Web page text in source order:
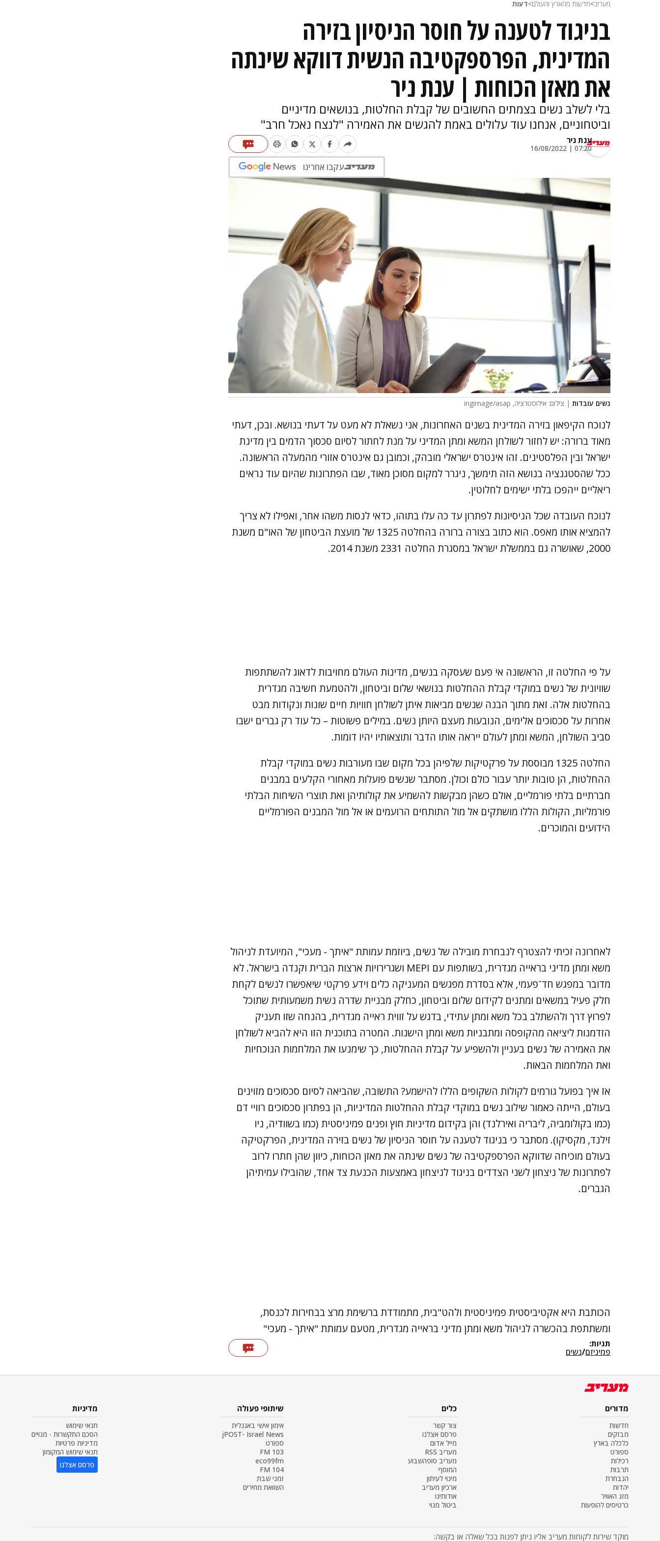
מעריב>חדשות מהארץ והעולם>דעות
בניגוד לטענה על חוסר הניסיון בזירה
המדינית, הפרספקטיבה הנשית דווקא שינתה
את מאזן הכוחות | ענת ניר
בלי לשלב נשים בצמתים החשובים של קבלת החלטות, בנושאים מדיניים
וביטחוניים, אנחנו עוד עלולים באמת להגשים את האמירה "לנצח נאכל חרב"
ענת ניר
07:20 | 16/08/2022
עקבו אחרינו
נשים עובדות | צילום: אילוסטרציה, ingimage/asap
לנוכח הקיפאון בזירה המדינית בשנים האחרונות, אני נשאלת לא מעט על דעתי בנושא. ובכן, דעתי
מאוד ברורה: יש לחזור לשולחן המשא ומתן המדיני על מנת לחתור לסיום סכסוך הדמים בין מדינת
ישראל ובין הפלסטינים. זהו אינטרס ישראלי מובהק, וכמובן גם אינטרס אזורי מהמעלה הראשונה.
ככל שהסטגנציה בנושא הזה תימשך, ניגרר למקום מסוכן מאוד, שבו הפתרונות שהיום עוד נראים
ריאליים ייהפכו בלתי ישימים לחלוטין.
לנוכח העובדה שכל הניסיונות לפתרון עד כה עלו בתוהו, כדאי לנסות משהו אחר, ואפילו לא צריך
להמציא אותו מאפס. הוא כתוב בצורה ברורה בהחלטה 1325 של מועצת הביטחון של האו"ם משנת
2000, שאושרה גם בממשלת ישראל במסגרת החלטה 2331 משנת 2014.
על פי החלטה זו, הראשונה אי פעם שעסקה בנשים, מדינות העולם מחויבות לדאוג להשתתפות
שוויונית של נשים במוקדי קבלת ההחלטות בנושאי שלום וביטחון, ולהטמעת חשיבה מגדרית
בהחלטות אלה. זאת מתוך הבנה שנשים מביאות איתן לשולחן חוויות חיים שונות ונקודות מבט
אחרות על סכסוכים אלימים, הנובעות מעצם היותן נשים. במילים פשוטות – כל עוד רק גברים ישבו
סביב השולחן, המשא ומתן לעולם ייראה אותו הדבר ותוצאותיו יהיו דומות.
החלטה 1325 מבוססת על פרקטיקות שלפיהן בכל מקום שבו מעורבות נשים במוקדי קבלת
ההחלטות, הן טובות יותר עבור כולם וכולן. מסתבר שנשים פועלות מאחורי הקלעים במבנים
חברתיים בלתי פורמליים, אולם כשהן מבקשות להשמיע את קולותיהן ואת תוצרי השיחות הבלתי
פורמליות, הקולות הללו מושתקים אל מול התותחים הרועמים או אל מול המבנים הפורמליים
הידועים והמוכרים.
לאחרונה זכיתי להצטרף לנבחרת מובילה של נשים, ביוזמת עמותת "איתך - מעכי", המיועדת לניהול
משא ומתן מדיני בראייה מגדרית, בשותפות עם MEPI ושגרירויות ארצות הברית וקנדה בישראל. לא
מדובר במפגש חד־פעמי, אלא בסדרת מפגשים המעניקה כלים וידע פרקטי שיאפשרו לנשים לקחת
חלק פעיל במשאים ומתנים לקידום שלום וביטחון, כחלק מבניית שדרה נשית משמעותית שתוכל
לפרוץ דרך ולהשתלב בכל משא ומתן עתידי, בדגש על זווית ראייה מגדרית, בהנחה שזו תעניק
הזדמנות ליציאה מהקופסה ומתבניות משא ומתן הישנות. המטרה בתוכנית הזו היא להביא לשולחן
את האמירה של נשים בעניין ולהשפיע על קבלת ההחלטות, כך שימנעו את המלחמות הנוכחיות
ואת המלחמות הבאות.
אז איך בפועל גורמים לקולות השקופים הללו להישמע? התשובה, שהביאה לסיום סכסוכים מזוינים
בעולם, הייתה כאמור שילוב נשים במוקדי קבלת ההחלטות המדיניות, הן בפתרון סכסוכים רוויי דם
(כמו בקולומביה, ליבריה ואירלנד) והן בקידום מדיניות חוץ ופנים פמיניסטית (כמו בשוודיה, ניו
זילנד, מקסיקו). מסתבר כי בניגוד לטענה על חוסר הניסיון של נשים בזירה המדינית, הפרקטיקה
בעולם מוכיחה שדווקא הפרספקטיבה של נשים שינתה את מאזן הכוחות, כיוון שהן חתרו לרוב
לפתרונות של ניצחון לשני הצדדים בניגוד לניצחון באמצעות הכנעת צד אחד, שהובילו עמיתיהן
הגברים.
הכותבת היא אקטיביסטית פמיניסטית ולהט"בית, מתמודדת ברשימת מרצ בבחירות לכנסת,
ומשתתפת בהכשרה לניהול משא ומתן מדיני בראייה מגדרית, מטעם עמותת "איתך - מעכי"
תגיות:
פמיניזם/נשים
מדורים
חדשות
מבזקים
כלכלה בארץ
ספורט
רכילות
תרבות
הנבחרת
יהדות
מזג האוויר
כרטיסים להופעות
כלים
צור קשר
פרסם אצלנו
מייל אדום
מעריב RSS
מעריב סופהשבוע
המוסף
מינוי לעיתון
ארכיון מעריב
אודותינו
ביטול מנוי
שיתופי פעולה
אימון אישי באנגלית
jPOST- Israel News
ספורט
103 FM
eco99fm
104 FM
זמני שבת
השוואת מחירים
מדיניות
תנאי שימוש
הסכם התקשרות - מנויים
מדיניות פרטיות
תנאי שימוש המקומון
פרסם אצלנו
מוקד שירות לקוחות מעריב אליו ניתן לפנות בכל שאלה או בקשה: